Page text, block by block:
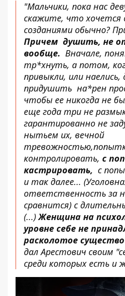
"Мальчики, пока нас
скажите, что хочется
созданиями обычно?
Причем душить, не
вообще. Вначале,
тр*хнуть, а потом,
привыкли, или
придушить на*рен
чтобы ее никогда не
еще года три не
гарантированно не
нытьем их, вечной
контролировать, с
кастрировать, с
и так далее...
ответственность за
сравнится) с
(...)Женщина на
уровне себе не
расколотое существо
дал Арестович своим
среди которых есть и